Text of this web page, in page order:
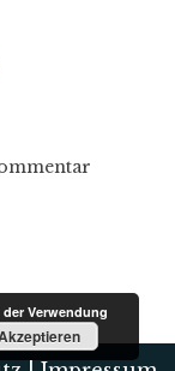
Verwendung